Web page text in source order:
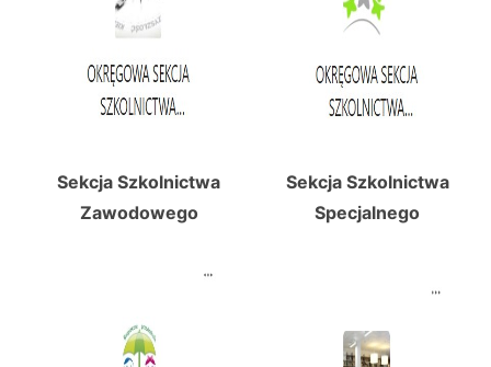
Sekcja Szkolnictwa
Zawodowego
Sekcja Szkolnictwa
Specjalnego